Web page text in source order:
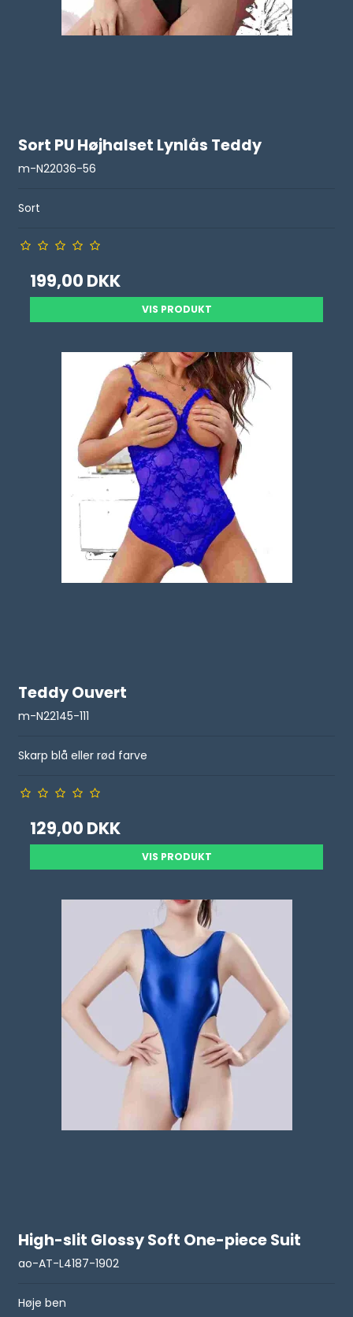
Sort PU Højhalset Lynlås Teddy
m-N22036-56
Sort
199,00 DKK
VIS PRODUKT
Teddy Ouvert
m-N22145-111
Skarp blå eller rød farve
129,00 DKK
VIS PRODUKT
High-slit Glossy Soft One-piece Suit
ao-AT-L4187-1902
Høje ben